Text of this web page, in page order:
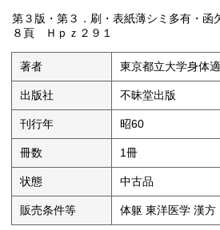
第３版・第３．刷・表紙薄シミ多有・函
８頁 Ｈｐｚ２９１
著者 東京都立大学身体
出版社 不昧堂出版
刊行年 昭60
冊数 1冊
状態 中古品
販売条件等 体躯 東洋医学 漢方